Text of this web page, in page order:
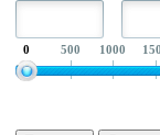
0 500 1000